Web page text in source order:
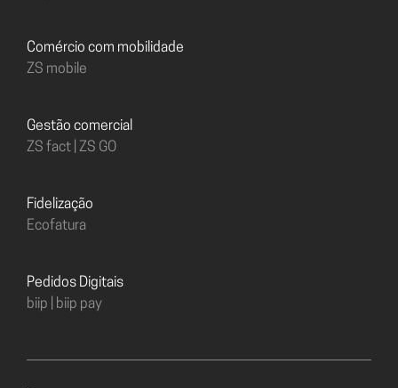
Comércio com mobilidade
ZS mobile
Gestão comercial
ZS fact | ZS GO
Fidelização
Ecofatura
Pedidos Digitais
biip | biip pay